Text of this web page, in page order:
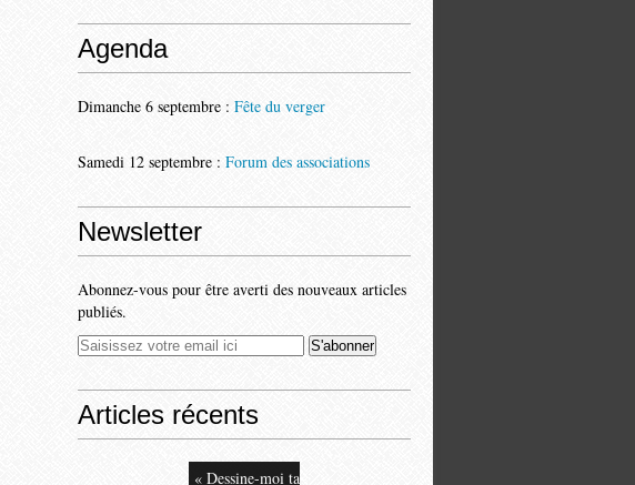
Agenda
Dimanche 6 septembre : Fête du verger
Samedi 12 septembre : Forum des associations
Newsletter
Abonnez-vous pour être averti des nouveaux articles
publiés.
Articles récents
« Dessine-moi ta